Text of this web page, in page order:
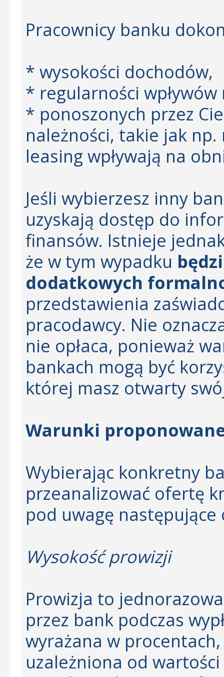
Pracownicy banku
* wysokości dochodów,
* regularności
* ponoszonych przez
należności, takie jak
leasing wpływają na
Jeśli wybierzesz inny
uzyskają dostęp do
finansów. Istnieje
że w tym wypadku
dodatkowych
przedstawienia
pracodawcy. Nie
nie opłaca, ponieważ
bankach mogą być
której masz otwarty
Warunki
Wybierając konkretny
przeanalizować ofertę
pod uwagę następujące
Wysokość prowizji
Prowizja to
przez bank podczas
wyrażana w
uzależniona od